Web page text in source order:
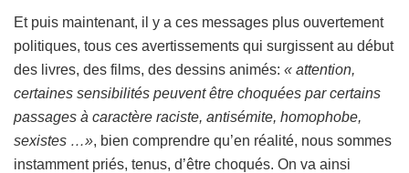
Et puis maintenant, il y a ces messages plus ouvertement
politiques, tous ces avertissements qui surgissent au début
des livres, des films, des dessins animés: « attention,
certaines sensibilités peuvent être choquées par certains
passages à caractère raciste, antisémite, homophobe,
sexistes …», bien comprendre qu’en réalité, nous sommes
instamment priés, tenus, d’être choqués. On va ainsi